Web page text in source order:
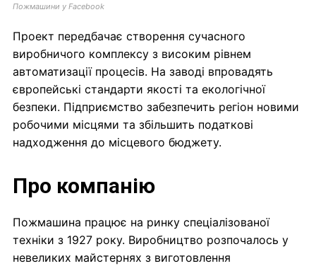
Пожмашини у Facebook
Проект передбачає створення сучасного
виробничого комплексу з високим рівнем
автоматизації процесів. На заводі впровадять
європейські стандарти якості та екологічної
безпеки. Підприємство забезпечить регіон новими
робочими місцями та збільшить податкові
надходження до місцевого бюджету.
Про компанію
Пожмашина працює на ринку спеціалізованої
техніки з 1927 року. Виробництво розпочалось у
невеликих майстернях з виготовлення